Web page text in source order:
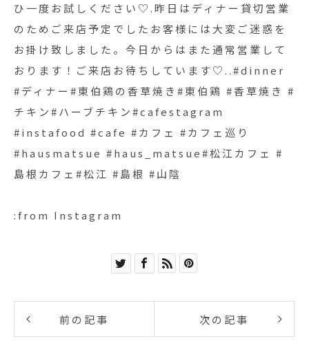
ひ一度お試しください♡.昨日はディナー貸切営業
のためご来店予定でしたお客様には大変ご迷惑を
お掛け致しました。今日からはまた通常営業して
おります！ご来店お待ちしています♡..#dinner
#ディナー#東伯鶏の香草焼き#東伯鶏 #香草焼き #
チキン#ハーブチキン#cafestagram
#instafood #cafe #カフェ #カフェ巡り
#hausmatsue #haus_matsue#松江カフェ #
島根カフェ#松江 #島根 #山陰
:from Instagram
前の記事 次の記事